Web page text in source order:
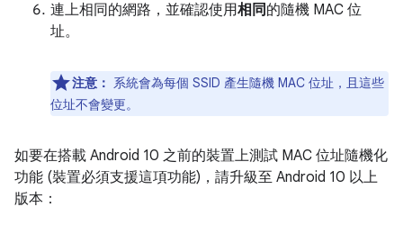
連上相同的網路，並確認使用相同的隨機 MAC 位
址。
注意： 系統會為每個 SSID 產生隨機 MAC 位址，且這些
位址不會變更。
如要在搭載 Android 10 之前的裝置上測試 MAC 位址隨機化
功能 (裝置必須支援這項功能)，請升級至 Android 10 以上
版本：